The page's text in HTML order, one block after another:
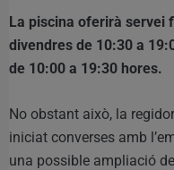
La piscina oferirà servei
divendres de 10:30 a
de 10:00 a 19:30 hores.
No obstant això, la
iniciat converses amb
una possible ampliació